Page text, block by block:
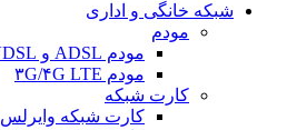
شبکه خانگی و اداری
مودم
مودم ADSL و VDSL
مودم ۳G/۴G LTE
کارت شبکه
کارت شبکه وایرلس USB